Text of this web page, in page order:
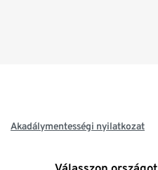
Akadálymentességi nyilatkozat